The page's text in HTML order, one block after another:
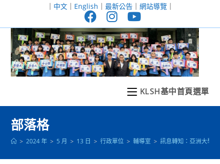
至
｜ 中文｜ English ｜ 最新公告｜ 網站導覽｜
KLSH基中首頁選單
部落格
> 2024 年 > 5 月 > 13 日 > 行政單位 > 輔導室 > 訊息轉知：亞洲大學